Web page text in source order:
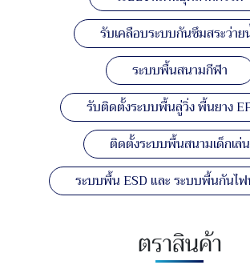
รับเคลือบระบบกันซึมสระว่าย
ระบบพื้นสนามกีฬา
รับติดตั้งระบบพื้นลู่วิ่ง พื้นยาง
ติดตั้งระบบพื้นสนามเด็กเล่น
ระบบพื้น ESD และ ระบบพื้นกันไ
ตราสินค้า